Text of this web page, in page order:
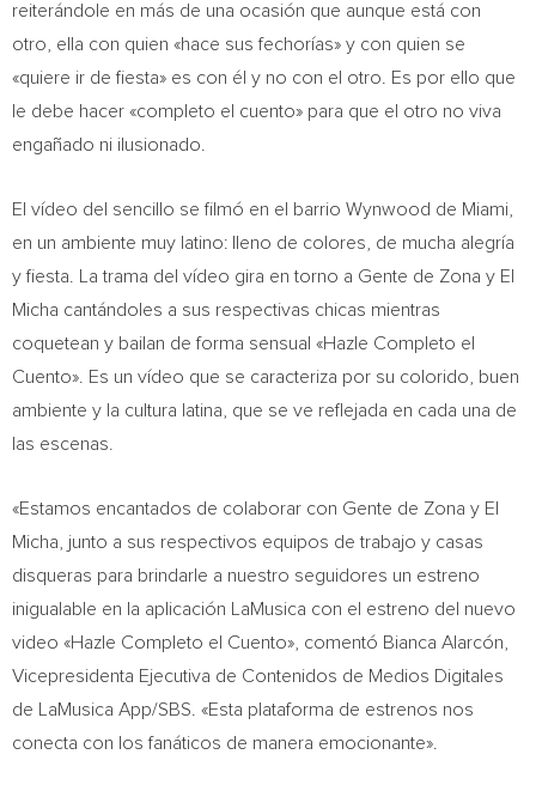
reiterándole en más de una ocasión que aunque está con
otro, ella con quien «hace sus fechorías» y con quien se
«quiere ir de fiesta» es con él y no con el otro. Es por ello que
le debe hacer «completo el cuento» para que el otro no viva
engañado ni ilusionado.
El vídeo del sencillo se filmó en el barrio Wynwood de Miami
en un ambiente muy latino: lleno de colores, de mucha alegría
y fiesta. La trama del vídeo gira en torno a Gente de Zona y El
Micha cantándoles a sus respectivas chicas mientras
coquetean y bailan de forma sensual «Hazle Completo el
Cuento». Es un vídeo que se caracteriza por su colorido, buen
ambiente y la cultura latina, que se ve reflejada en cada una de
las escenas.
«Estamos encantados de colaborar con Gente de Zona y El
Micha, junto a sus respectivos equipos de trabajo y casas
disqueras para brindarle a nuestro seguidores un estreno
inigualable en la aplicación LaMusica con el estreno del nuevo
video «Hazle Completo el Cuento», comentó Bianca Alarcón,
Vicepresidenta Ejecutiva de Contenidos de Medios Digitales
de LaMusica App/SBS. «Esta plataforma de estrenos nos
conecta con los fanáticos de manera emocionante».